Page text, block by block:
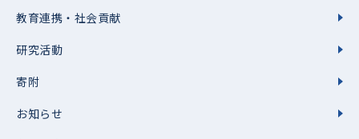
教育連携・社会貢献
研究活動
寄附
お知らせ